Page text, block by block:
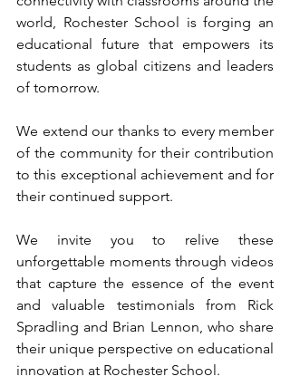
world, Rochester School is forging an
educational future that empowers its
students as global citizens and leaders
of tomorrow.
We extend our thanks to every member
of the community for their contribution
to this exceptional achievement and for
their continued support.
We invite you to relive these
unforgettable moments through videos
that capture the essence of the event
and valuable testimonials from Rick
Spradling and Brian Lennon, who share
their unique perspective on educational
innovation at Rochester School.